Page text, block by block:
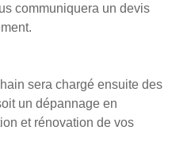
communiquera un devis
sera chargé ensuite des
un dépannage en
et rénovation de vos